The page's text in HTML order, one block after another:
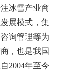
冰雪产业商
展模式，集
询管理等为
，也是我国
2004年至今